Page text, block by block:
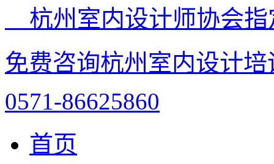
杭州室内设计师协会
免费咨询杭州室内设计
0571-86625860
首页